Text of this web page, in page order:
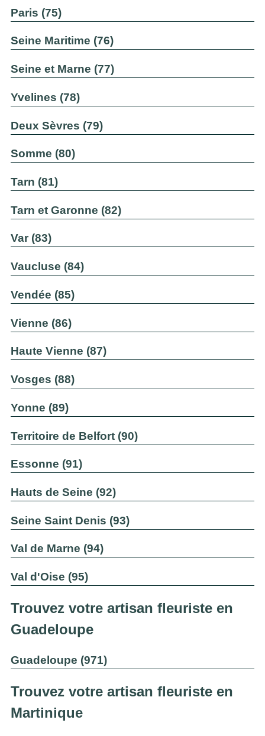
Paris (75)
Seine Maritime (76)
Seine et Marne (77)
Yvelines (78)
Deux Sèvres (79)
Somme (80)
Tarn (81)
Tarn et Garonne (82)
Var (83)
Vaucluse (84)
Vendée (85)
Vienne (86)
Haute Vienne (87)
Vosges (88)
Yonne (89)
Territoire de Belfort (90)
Essonne (91)
Hauts de Seine (92)
Seine Saint Denis (93)
Val de Marne (94)
Val d'Oise (95)
Trouvez votre artisan fleuriste en
Guadeloupe
Guadeloupe (971)
Trouvez votre artisan fleuriste en
Martinique